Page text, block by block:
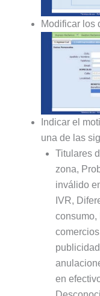
Modificar los
Indicar el
una de las
Titulares
zona,
inválido
IVR,
consumo,
en